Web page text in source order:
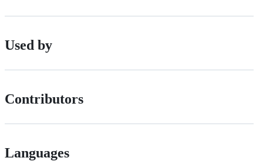
Used by
Contributors
Languages